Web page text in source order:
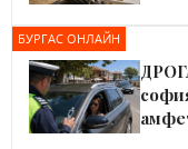
БУРГАС ОНЛАЙН